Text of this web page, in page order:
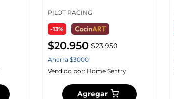
PILOT RACING
-13%
$20.950 $23.950
Ahorra $3000
Vendido por: Home Sentry
Agregar